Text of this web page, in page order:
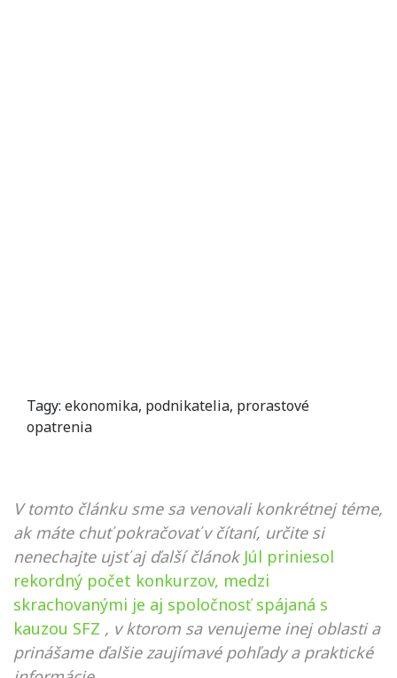
Tagy: ekonomika, podnikatelia, prorastové
opatrenia
V tomto článku sme sa venovali konkrétnej téme,
ak máte chuť pokračovať v čítaní, určite si
nenechajte ujsť aj ďalší článok Júl priniesol
rekordný počet konkurzov, medzi
skrachovanými je aj spoločnosť spájaná s
kauzou SFZ , v ktorom sa venujeme inej oblasti a
prinášame ďalšie zaujímavé pohľady a praktické